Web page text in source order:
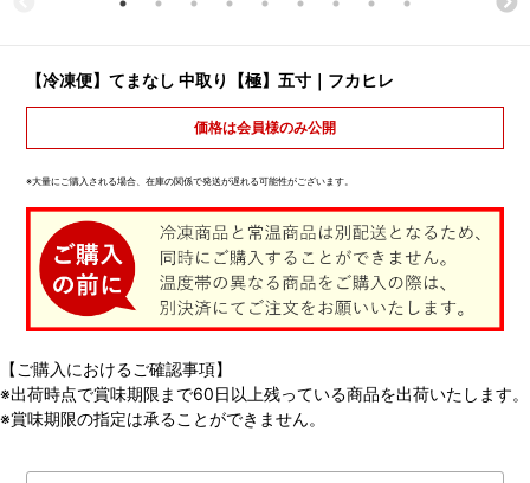
【冷凍便】てまなし 中取り【極】五寸｜フカヒレ
価格は会員様のみ公開
※大量にご購入される場合、在庫の関係で発送が遅れる可能性がございます。
【ご購入におけるご確認事項】
※出荷時点で賞味期限まで60日以上残っている商品を出荷いたします。
※賞味期限の指定は承ることができません。